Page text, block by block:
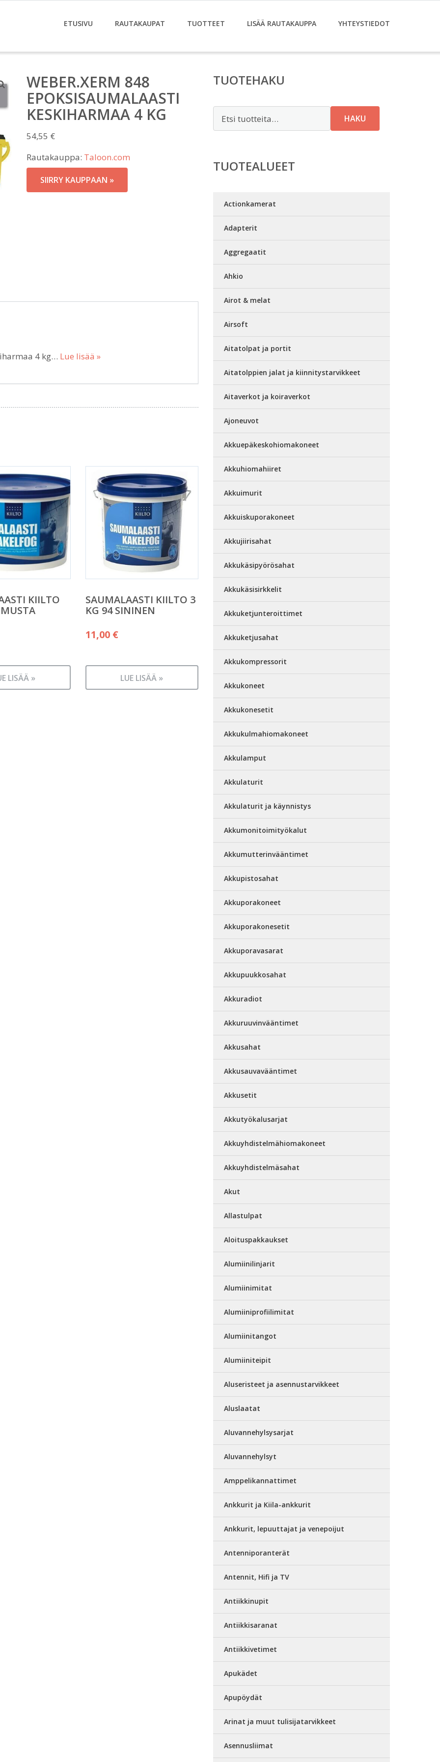
ETUSIVU RAUTAKAUPAT TUOTTEET LISÄÄ RAUTAKAUPPA YHTEYSTIEDOT
WEBER.XERM 848
EPOKSISAUMALAASTI
KESKIHARMAA 4 KG
54,55 €
Rautakauppa: Taloon.com
SIIRRY KAUPPAAN »
4 kg… Lue lisää »
KIILTO
LISÄÄ »
SAUMALAASTI KIILTO 3
KG 94 SININEN
11,00 €
LUE LISÄÄ »
TUOTEHAKU
HAKU
TUOTEALUEET
Actionkamerat
Adapterit
Aggregaatit
Ahkio
Airot & melat
Airsoft
Aitatolpat ja portit
Aitatolppien jalat ja kiinnitystarvikkeet
Aitaverkot ja koiraverkot
Ajoneuvot
Akkuepäkeskohiomakoneet
Akkuhiomahiiret
Akkuimurit
Akkuiskuporakoneet
Akkujiirisahat
Akkukäsipyörösahat
Akkukäsisirkkelit
Akkuketjunteroittimet
Akkuketjusahat
Akkukompressorit
Akkukoneet
Akkukonesetit
Akkukulmahiomakoneet
Akkulamput
Akkulaturit
Akkulaturit ja käynnistys
Akkumonitoimityökalut
Akkumutterinvääntimet
Akkupistosahat
Akkuporakoneet
Akkuporakonesetit
Akkuporavasarat
Akkupuukkosahat
Akkuradiot
Akkuruuvinvääntimet
Akkusahat
Akkusauvavääntimet
Akkusetit
Akkutyökalusarjat
Akkuyhdistelmähiomakoneet
Akkuyhdistelmäsahat
Akut
Allastulpat
Aloituspakkaukset
Alumiinilinjarit
Alumiinimitat
Alumiiniprofiilimitat
Alumiinitangot
Alumiiniteipit
Aluseristeet ja asennustarvikkeet
Aluslaatat
Aluvannehylsysarjat
Aluvannehylsyt
Amppelikannattimet
Ankkurit ja Kiila-ankkurit
Ankkurit, lepuuttajat ja venepoijut
Antenniporanterät
Antennit, Hifi ja TV
Antiikkinupit
Antiikkisaranat
Antiikkivetimet
Apukädet
Apupöydät
Arinat ja muut tulisijatarvikkeet
Asennusliimat